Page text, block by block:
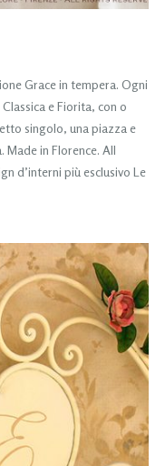
Grace in tempera. Ogni
e Fiorita, con o
singolo, una piazza e
Made in Florence. All
d’interni più esclusivo Le